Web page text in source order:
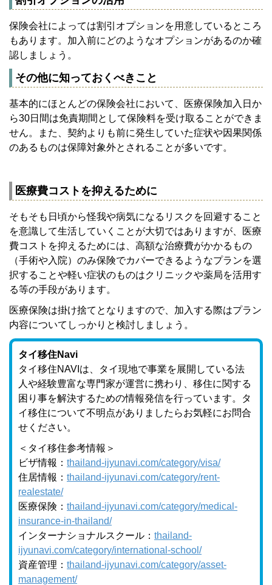
保険会社によっては割引オプションを用意しているところ
もあります。加入前にどのようなオプションがあるのか確
認しましょう。
その他に知っておくべきこと
基本的にほとんどの保険会社において、医療保険加入日か
ら30日間は免責期間として保険料を受け取ることができま
せん。また、契約よりも前に発生していた症状や因果関係
のあるものは保障対象外とされることが多いです。
医療費コストを抑えるために
そもそも日頃から怪我や病気になるリスクを回避すること
を意識して生活していくことが大切ではありますが、医療
費コストを抑えるためには、高額な治療費がかかるもの
（手術や入院）のみ保険でカバーできるようなプランを選
択することや軽い症状のものはクリニックや薬局を活用す
る等の手段があります。
医療保険は掛け捨てとなりますので、加入する際はプラン
内容についてしっかりと検討しましょう。
タイ移住Navi
タイ移住NAVIは、タイ現地で事業を展開している法
人や経験豊富な専門家が運営に携わ り、移住に関する
困り事を解決するための情報発信を行っています。タ
イ移住について不明点がありましたらお気軽にお問合
せください。
＜タイ移住参考情報＞
ビザ情報： thailand-ijyunavi.com/category/visa/
住居情報： thailand-ijyunavi.com/category/rent-
realestate/
医療保険： thailand-ijyunavi.com/category/medical-
insurance-in-thailand/
インターナショナルスクール： thailand-
ijyunavi.com/category/international-school/
資産管理： thailand-ijyunavi.com/category/asset-
management/